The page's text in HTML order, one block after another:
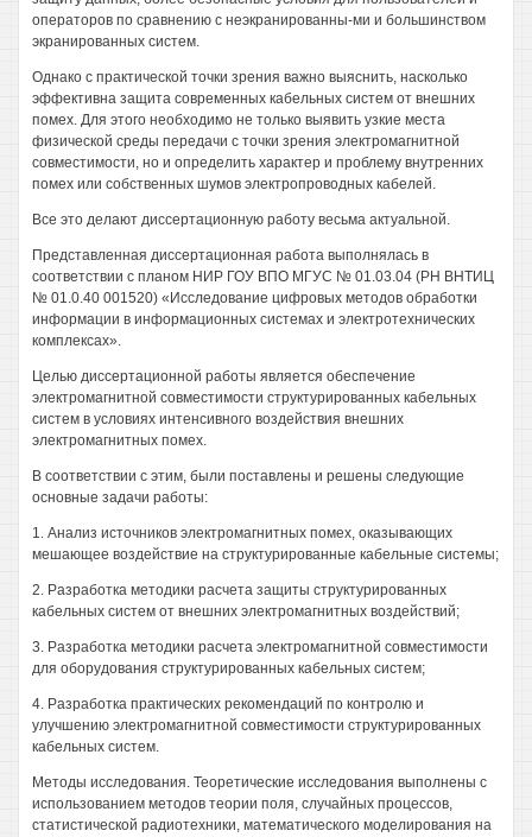
операторов по сравнению с неэкранированны-ми и большинством
экранированных систем.
Однако с практической точки зрения важно выяснить, насколько
эффективна защита современных кабельных систем от внешних
помех. Для этого необходимо не только выявить узкие места
физической среды передачи с точки зрения электромагнитной
совместимости, но и определить характер и проблему внутренних
помех или собственных шумов электропроводных кабелей.
Все это делают диссертационную работу весьма актуальной.
Представленная диссертационная работа выполнялась в
соответствии с планом НИР ГОУ ВПО МГУС № 01.03.04 (РН ВНТИЦ
№ 01.0.40 001520) «Исследование цифровых методов обработки
информации в информационных системах и электротехнических
комплексах».
Целью диссертационной работы является обеспечение
электромагнитной совместимости структурированных кабельных
систем в условиях интенсивного воздействия внешних
электромагнитных помех.
В соответствии с этим, были поставлены и решены следующие
основные задачи работы:
1. Анализ источников электромагнитных помех, оказывающих
мешающее воздействие на структурированные кабельные системы;
2. Разработка методики расчета защиты структурированных
кабельных систем от внешних электромагнитных воздействий;
3. Разработка методики расчета электромагнитной совместимости
для оборудования структурированных кабельных систем;
4. Разработка практических рекомендаций по контролю и
улучшению электромагнитной совместимости структурированных
кабельных систем.
Методы исследования. Теоретические исследования выполнены с
использованием методов теории поля, случайных процессов,
статистической радиотехники, математического моделирования на